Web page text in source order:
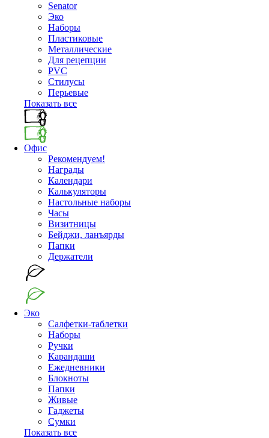
Senator
Эко
Наборы
Пластиковые
Металлические
Для рецепции
PVC
Стилусы
Перьевые
Показать все
Офис
Рекомендуем!
Награды
Календари
Калькуляторы
Настольные наборы
Часы
Визитницы
Бейджи, ланъярды
Папки
Держатели
Эко
Салфетки-таблетки
Наборы
Ручки
Карандаши
Ежедневники
Блокноты
Папки
Живые
Гаджеты
Сумки
Показать все